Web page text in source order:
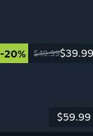
-20% $49.99$39.99
$59.99